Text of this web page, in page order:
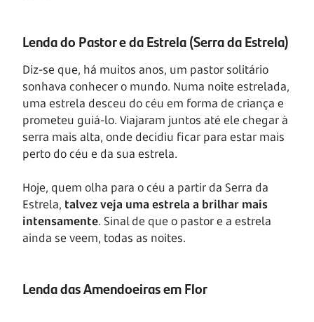
Lenda do Pastor e da Estrela (Serra da Estrela)
Diz-se que, há muitos anos, um pastor solitário
sonhava conhecer o mundo. Numa noite estrelada,
uma estrela desceu do céu em forma de criança e
prometeu guiá-lo. Viajaram juntos até ele chegar à
serra mais alta, onde decidiu ficar para estar mais
perto do céu e da sua estrela.
Hoje, quem olha para o céu a partir da Serra da
Estrela, talvez veja uma estrela a brilhar mais
intensamente. Sinal de que o pastor e a estrela
ainda se veem, todas as noites.
Lenda das Amendoeiras em Flor